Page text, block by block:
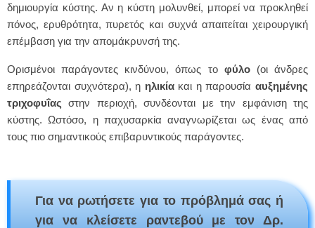
δημιουργία κύστης. Αν η κύστη μολυνθεί, μπορεί να προκληθεί
πόνος, ερυθρότητα, πυρετός και συχνά απαιτείται χειρουργική
επέμβαση για την απομάκρυνσή της.
Ορισμένοι παράγοντες κινδύνου, όπως το φύλο(οι άνδρες
επηρεάζονται συχνότερα), η ηλικίακαι η παρουσίααυξημένης
τριχοφυΐας στην περιοχή, συνδέονται με την εμφάνιση της
κύστης. Ωστόσο, η παχυσαρκία αναγνωρίζεται ως ένας από
τους πιο σημαντικούς επιβαρυντικούς παράγοντες.
Για να ρωτήσετε για το πρόβλημά σας ή
για να κλείσετε ραντεβού με τον Δρ.